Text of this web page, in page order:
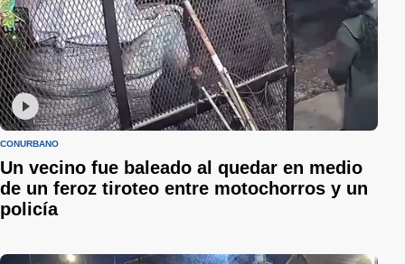
CONURBANO
Un vecino fue baleado al quedar en medio
de un feroz tiroteo entre motochorros y un
policía